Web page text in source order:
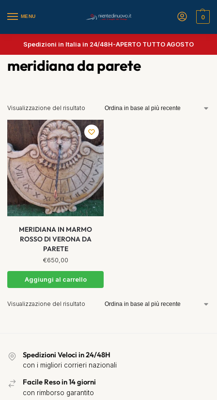
MENU 0
Spedizioni in Italia in 24/48H-APERTO TUTTO AGOSTO
meridiana da parete
Visualizzazione del risultato
MERIDIANA IN MARMO
ROSSO DI VERONA DA
PARETE
€650,00
Aggiungi al carrello
Visualizzazione del risultato
Spedizioni Veloci in 24/48H
con i migliori corrieri nazionali
Facile Reso in 14 giorni
con rimborso garantito